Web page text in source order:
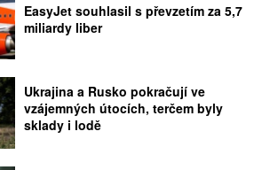
EasyJet souhlasil s převzetím za 5,7
miliardy liber
Ukrajina a Rusko pokračují ve
vzájemných útocích, terčem byly
sklady i lodě